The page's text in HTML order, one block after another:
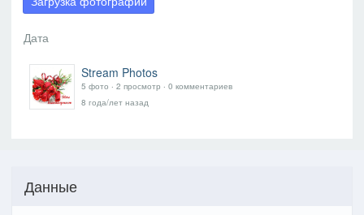
Stream Photos
5 фото ‧ 2 просмотр ‧ 0 комментариев
8 года/лет назад
Данные